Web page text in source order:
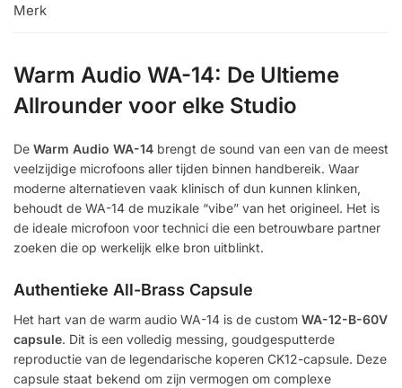
Merk
Warm Audio WA-14: De Ultieme
Allrounder voor elke Studio
De Warm Audio WA-14 brengt de sound van een van de meest
veelzijdige microfoons aller tijden binnen handbereik. Waar
moderne alternatieven vaak klinisch of dun kunnen klinken,
behoudt de WA-14 de muzikale “vibe” van het origineel. Het is
de ideale microfoon voor technici die een betrouwbare partner
zoeken die op werkelijk elke bron uitblinkt.
Authentieke All-Brass Capsule
Het hart van de warm audio WA-14 is de custom WA-12-B-60V
capsule. Dit is een volledig messing, goudgesputterde
reproductie van de legendarische koperen CK12-capsule. Deze
capsule staat bekend om zijn vermogen om complexe